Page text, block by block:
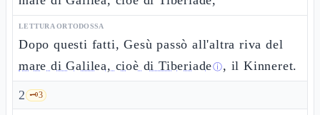
LETTURA ORTODOSSA
Dopo questi fatti, Gesù passò all'altra riva del
mare di Galilea, cioè di Tiberiadeⓘ, il Kinneret.
2 🗝️3